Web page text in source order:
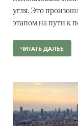
угля. Это
этапом на пути к
ЧИТАТЬ ДАЛЕЕ